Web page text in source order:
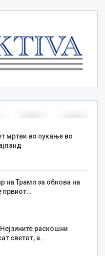
мртви во пукање во
на Трамп за обнова на
првиот…
раскошни
светот, а…